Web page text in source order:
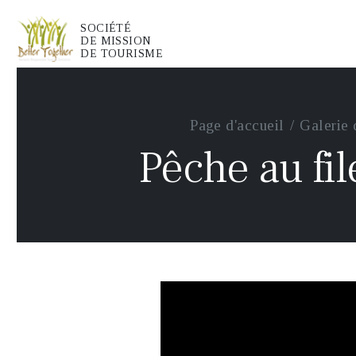
SOCIÉTÉ
DE MISSION
DE TOURISME
Page d'accueil Galerie
Pêche au